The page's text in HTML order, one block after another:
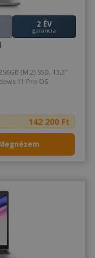
2 ÉV
garancia
x 1080 (Full HD), Intel Iris Xe, Windows 11 Pro OS
142 200 Ft